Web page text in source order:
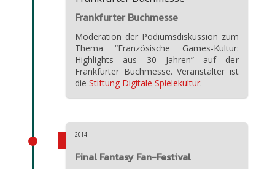
Frankfurter Buchmesse
Moderation der Podiumsdiskussion zum
Thema “Französische Games-Kultur:
Highlights aus 30 Jahren” auf der
Frankfurter Buchmesse. Veranstalter ist
dieStiftung Digitale Spielekultur.
Final Fantasy Fan-Festival
2014